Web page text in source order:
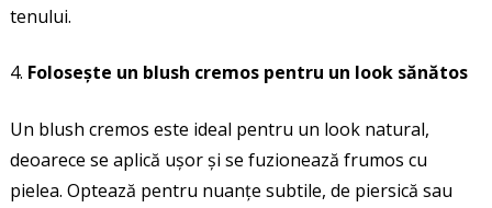
tenului.
Folosește un blush cremos pentru un look sănătos
Un blush cremos este ideal pentru un look natural,
deoarece se aplică ușor și se fuzionează frumos cu
pielea. Optează pentru nuanțe subtile, de piersică sau